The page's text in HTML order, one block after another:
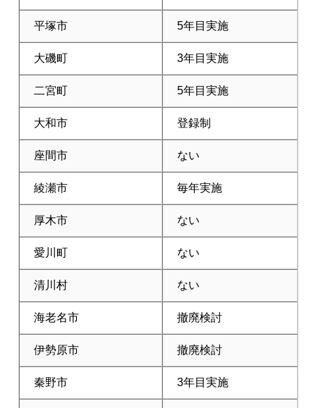
平塚市 5年目実施
大磯町 3年目実施
二宮町 5年目実施
大和市 登録制
座間市 ない
綾瀬市 毎年実施
厚木市 ない
愛川町 ない
清川村 ない
海老名市 撤廃検討
伊勢原市 撤廃検討
秦野市 3年目実施